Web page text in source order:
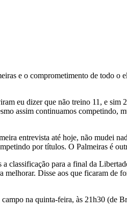
e o comprometimento de todo o
eu dizer que não treino 11, e sim
assim continuamos competindo,
entrevista até hoje, não mudei
por títulos. O Palmeiras é
classificação para a final da
Disse aos que ficaram de
na quinta-feira, às 21h30 (de